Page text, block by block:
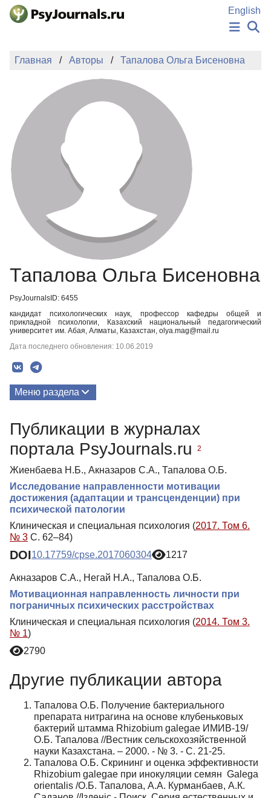
Перейти к основному содержанию
English
НОВОСТИ
АВТОРЫ
ПОДАТЬ РУКОПИСЬ
БАЗА ЗНАНИЙ
КЛЮЧЕВЫЕ СЛОВА
Регистрация
Главная Авторы Тапалова Ольга Бисеновна
Тапалова Ольга Бисеновна
PsyJournalsID: 6455
кандидат психологических наук, профессор кафедры общей и
прикладной психологии, Казахский национальный педагогический
университет им. Абая, Алматы, Казахстан, olya.mag@mail.ru
Дата последнего обновления: 10.06.2019
Меню раздела
Биография
Публикации в журналах
портала PsyJournals.ru
2
Жиенбаева Н.Б., Акназаров С.А., Тапалова О.Б.
Исследование направленности мотивации
достижения (адаптации и трансценденции) при
психической патологии
Клиническая и специальная психология (2017. Том 6.
№ 3 С. 62–84)
DOI10.17759/cpse.2017060304 1217
Акназаров С.А., Негай Н.А., Тапалова О.Б.
Мотивационная направленность личности при
пограничных психических расстройствах
Клиническая и специальная психология (2014. Том 3.
№ 1)
2790
Другие публикации автора
Тапалова О.Б. Получение бактериального
препарата нитрагина на основе клубеньковых
бактерий штамма Rhizobium galegae ИМИВ-19/
О.Б. Тапалова //Вестник сельскохозяйственной
науки Казахстана. – 2000. - № 3. - С. 21-25.
Тапалова О.Б. Скрининг и оценка эффективности
Rhizobium galegae при инокуляции семян Galega
orientalis /О.Б. Тапалова, А.А. Курманбаев, А.К.